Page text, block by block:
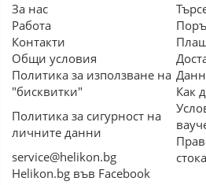
За нас
Работа
Контакти
Общи условия
Политика за използване на
"бисквитки"
Политика за сигурност на
личните данни
service@helikon.bg
Helikon.bg във Facebook
Как
стока